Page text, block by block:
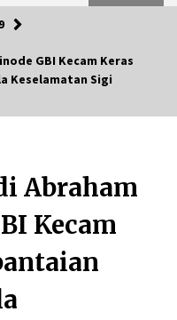
GBI Kecam Keras
Keselamatan Sigi
Abraham
Kecam